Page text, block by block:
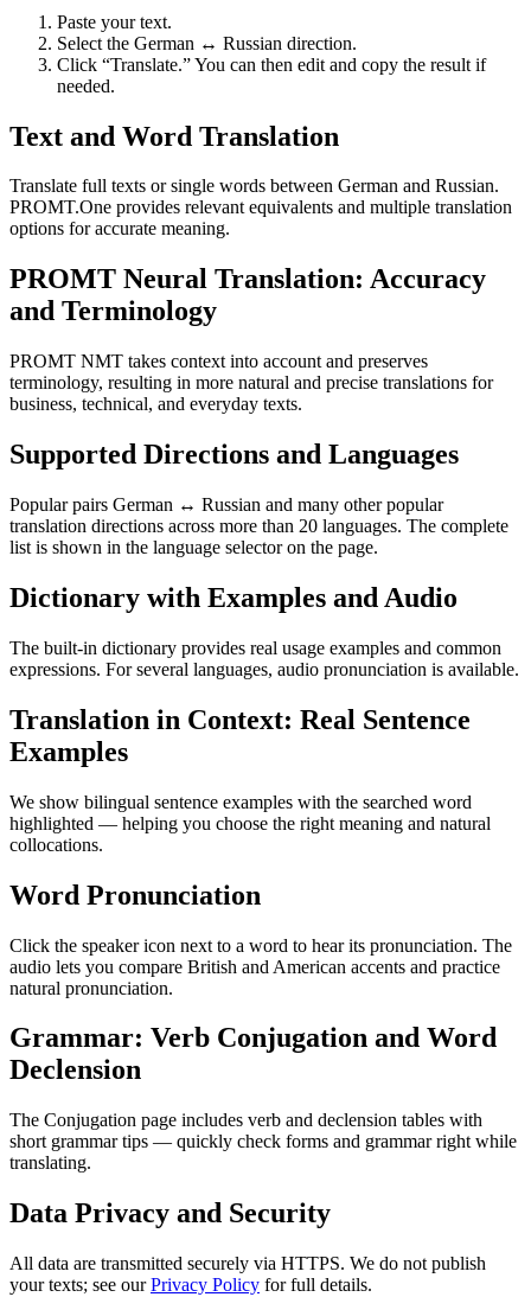
Paste your text.
Select the German ↔ Russian direction.
Click “Translate.” You can then edit and copy the result if
needed.
Text and Word Translation
Translate full texts or single words between German and Russian.
PROMT.One provides relevant equivalents and multiple translation
options for accurate meaning.
PROMT Neural Translation: Accuracy
and Terminology
PROMT NMT takes context into account and preserves
terminology, resulting in more natural and precise translations for
business, technical, and everyday texts.
Supported Directions and Languages
Popular pairs German ↔ Russian and many other popular
translation directions across more than 20 languages. The complete
list is shown in the language selector on the page.
Dictionary with Examples and Audio
The built-in dictionary provides real usage examples and common
expressions. For several languages, audio pronunciation is available.
Translation in Context: Real Sentence
Examples
We show bilingual sentence examples with the searched word
highlighted — helping you choose the right meaning and natural
collocations.
Word Pronunciation
Click the speaker icon next to a word to hear its pronunciation. The
audio lets you compare British and American accents and practice
natural pronunciation.
Grammar: Verb Conjugation and Word
Declension
The Conjugation page includes verb and declension tables with
short grammar tips — quickly check forms and grammar right while
translating.
Data Privacy and Security
All data are transmitted securely via HTTPS. We do not publish
your texts; see ourPrivacy Policy for full details.